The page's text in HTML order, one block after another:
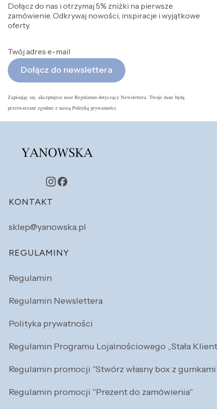
Dołącz do nas i otrzymaj 5% zniżki na pierwsze
zamówienie. Odkrywaj nowości, inspiracje i wyjątkowe
oferty.
Twój adres e-mail
Dołącz do newslettera
Zapisując się, akceptujesz nasz Regulamin dotyczący Newslettera. Twoje dane będą
przetwarzane zgodnie z naszą Polityką prywatności.
Linki w stopce
KONTAKT
sklep@yanowska.pl
REGULAMINY
Regulamin
Regulamin Newslettera
Polityka prywatności
Regulamin Programu Lojalnościowego „Stała
Regulamin promocji "Stwórz własny box z
Regulamin promocji "Prezent do zamówienia"